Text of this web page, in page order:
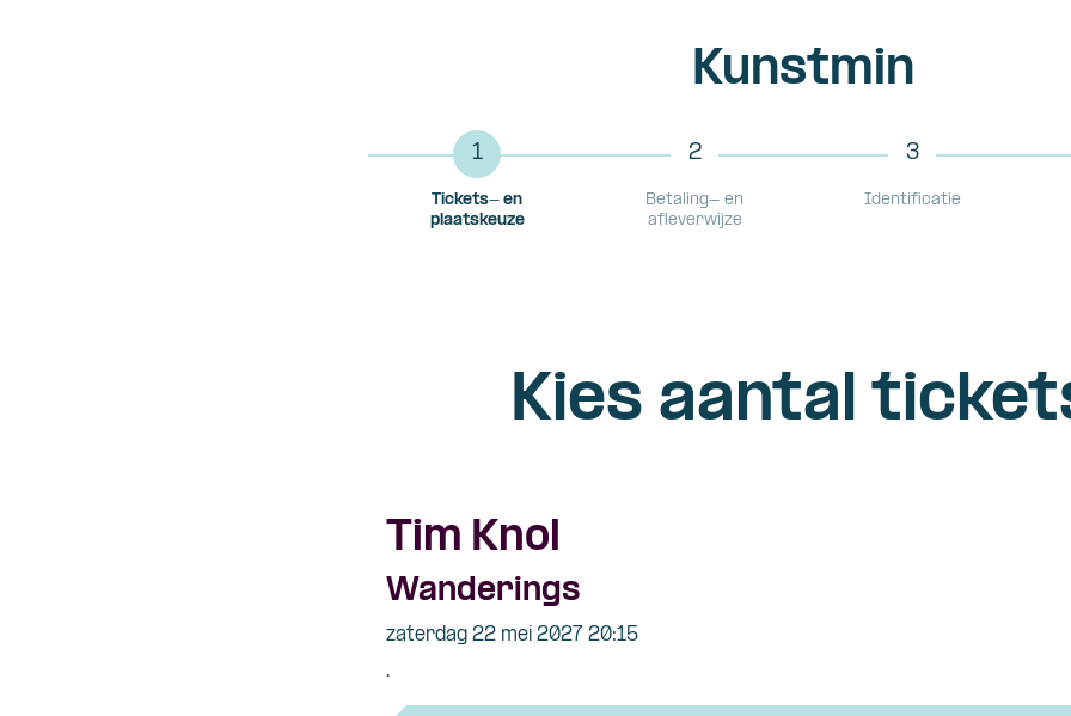
Kunstmin
1
Tickets- en
plaatskeuze
2
Betaling- en
afleverwijze
3
Identificatie
Kies aantal
Tim Knol
Wanderings
zaterdag 22 mei 2027 20:15
.